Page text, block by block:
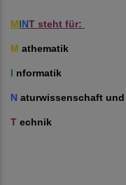
MINT steht für:
M athematik
I nformatik
N aturwissenschaft und
T echnik